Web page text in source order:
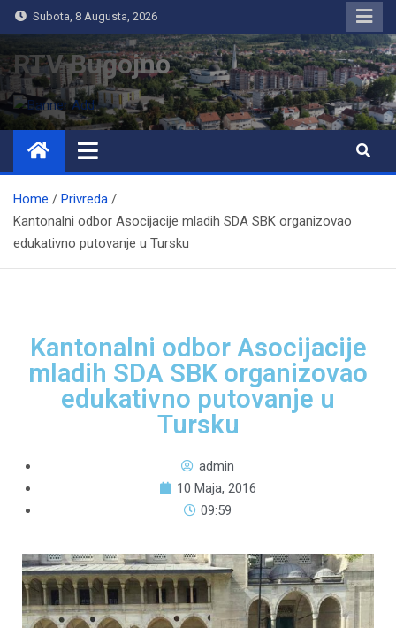
Subota, 8 Augusta, 2026
RTV Bugojno
Home
Privreda
Kantonalni odbor Asocijacije mladih SDA SBK organizovao
edukativno putovanje u Tursku
Kantonalni odbor Asocijacije
mladih SDA SBK organizovao
edukativno putovanje u
Tursku
admin
10 Maja, 2016
09:59